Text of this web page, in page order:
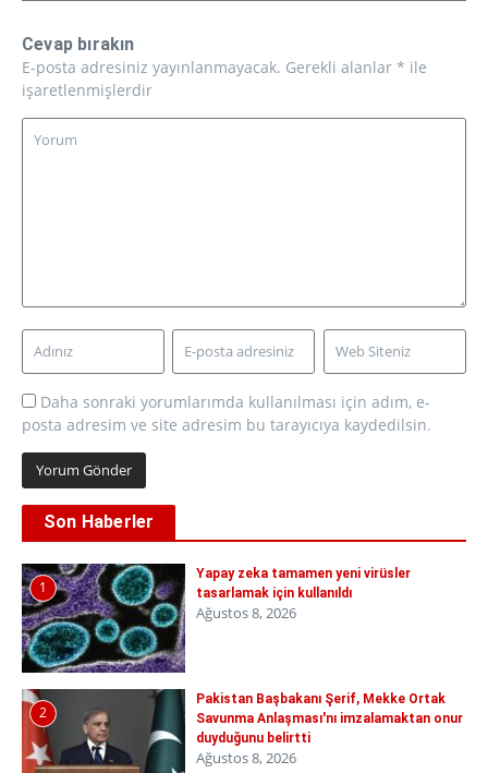
Cevap bırakın
E-posta adresiniz yayınlanmayacak. Gerekli alanlar * ile
işaretlenmişlerdir
Daha sonraki yorumlarımda kullanılması için adım, e-
posta adresim ve site adresim bu tarayıcıya kaydedilsin.
Son Haberler
1
Yapay zeka tamamen yeni virüsler
tasarlamak için kullanıldı
Ağustos 8, 2026
2
Pakistan Başbakanı Şerif, Mekke Ortak
Savunma Anlaşması'nı imzalamaktan onur
duyduğunu belirtti
Ağustos 8, 2026